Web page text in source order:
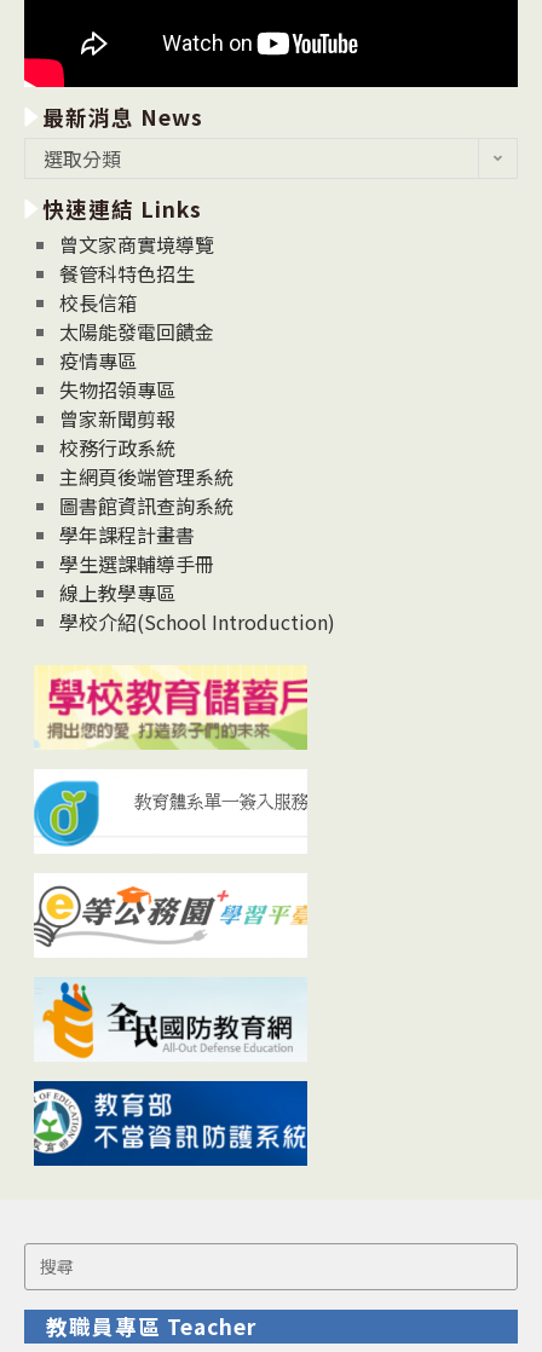
最新消息 News
消
息
News
選取分類
快速連結 Links
曾文家商實境導覽
餐管科特色招生
校長信箱
太陽能發電回饋金
疫情專區
失物招領專區
曾家新聞剪報
校務行政系統
主網頁後端管理系統
圖書館資訊查詢系統
學年課程計畫書
學生選課輔導手冊
線上教學專區
學校介紹(School Introduction)
Search
for:
教職員專區 Teacher